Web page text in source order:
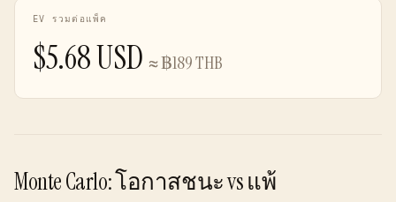
EV รวมต่อแพ็ค
$5.68USD ≈฿189THB
Monte Carlo: โอกาสชนะ vs แพ้